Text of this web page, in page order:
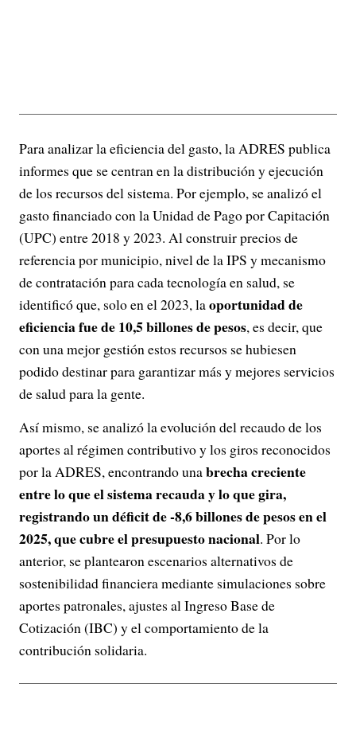
Para analizar la eficiencia del gasto, la ADRES publica
informes que se centran en la distribución y ejecución
de los recursos del sistema. Por ejemplo, se analizó el
gasto financiado con la Unidad de Pago por Capitación
(UPC) entre 2018 y 2023. Al construir precios de
referencia por municipio, nivel de la IPS y mecanismo
de contratación para cada tecnología en salud, se
identificó que, solo en el 2023, laoportunidad de
eficiencia fue de 10,5 billones de pesos, es decir, que
con una mejor gestión estos recursos se hubiesen
podido destinar para garantizar más y mejores servicios
de salud para la gente.
Así mismo, se analizó la evolución del recaudo de los
aportes al régimen contributivo y los giros reconocidos
por la ADRES, encontrando unabrecha creciente
entre lo que el sistema recauda y lo que gira,
registrando un déficit de -8,6 billones de pesos en el
2025, que cubre el presupuesto nacional. Por lo
anterior, se plantearon escenarios alternativos de
sostenibilidad financiera mediante simulaciones sobre
aportes patronales, ajustes al Ingreso Base de
Cotización (IBC) y el comportamiento de la
contribución solidaria.